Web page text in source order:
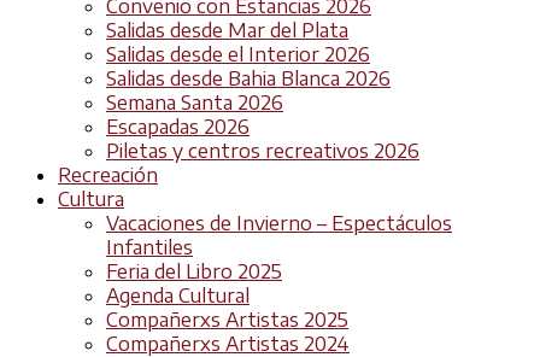
Convenio con Estancias 2026
Salidas desde Mar del Plata
Salidas desde el Interior 2026
Salidas desde Bahia Blanca 2026
Semana Santa 2026
Escapadas 2026
Piletas y centros recreativos 2026
Recreación
Cultura
Vacaciones de Invierno – Espectáculos
Infantiles
Feria del Libro 2025
Agenda Cultural
Compañerxs Artistas 2025
Compañerxs Artistas 2024